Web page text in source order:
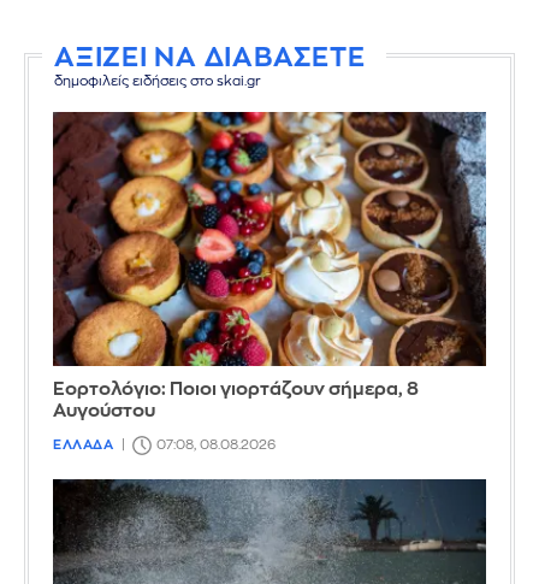
ΑΞΙΖΕΙ ΝΑ ΔΙΑΒΑΣΕΤΕ
δημοφιλείς ειδήσεις στο skai.gr
Εορτολόγιο: Ποιοι γιορτάζουν σήμερα, 8
Αυγούστου
ΕΛΛΑΔΑ 07:08, 08.08.2026